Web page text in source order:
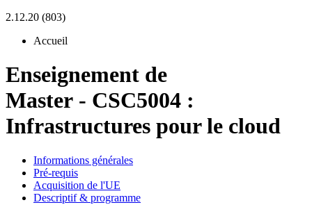
2.12.20 (803)
Accueil
Enseignement de
Master - CSC5004 :
Infrastructures pour le cloud
Informations générales
Pré-requis
Acquisition de l'UE
Descriptif & programme